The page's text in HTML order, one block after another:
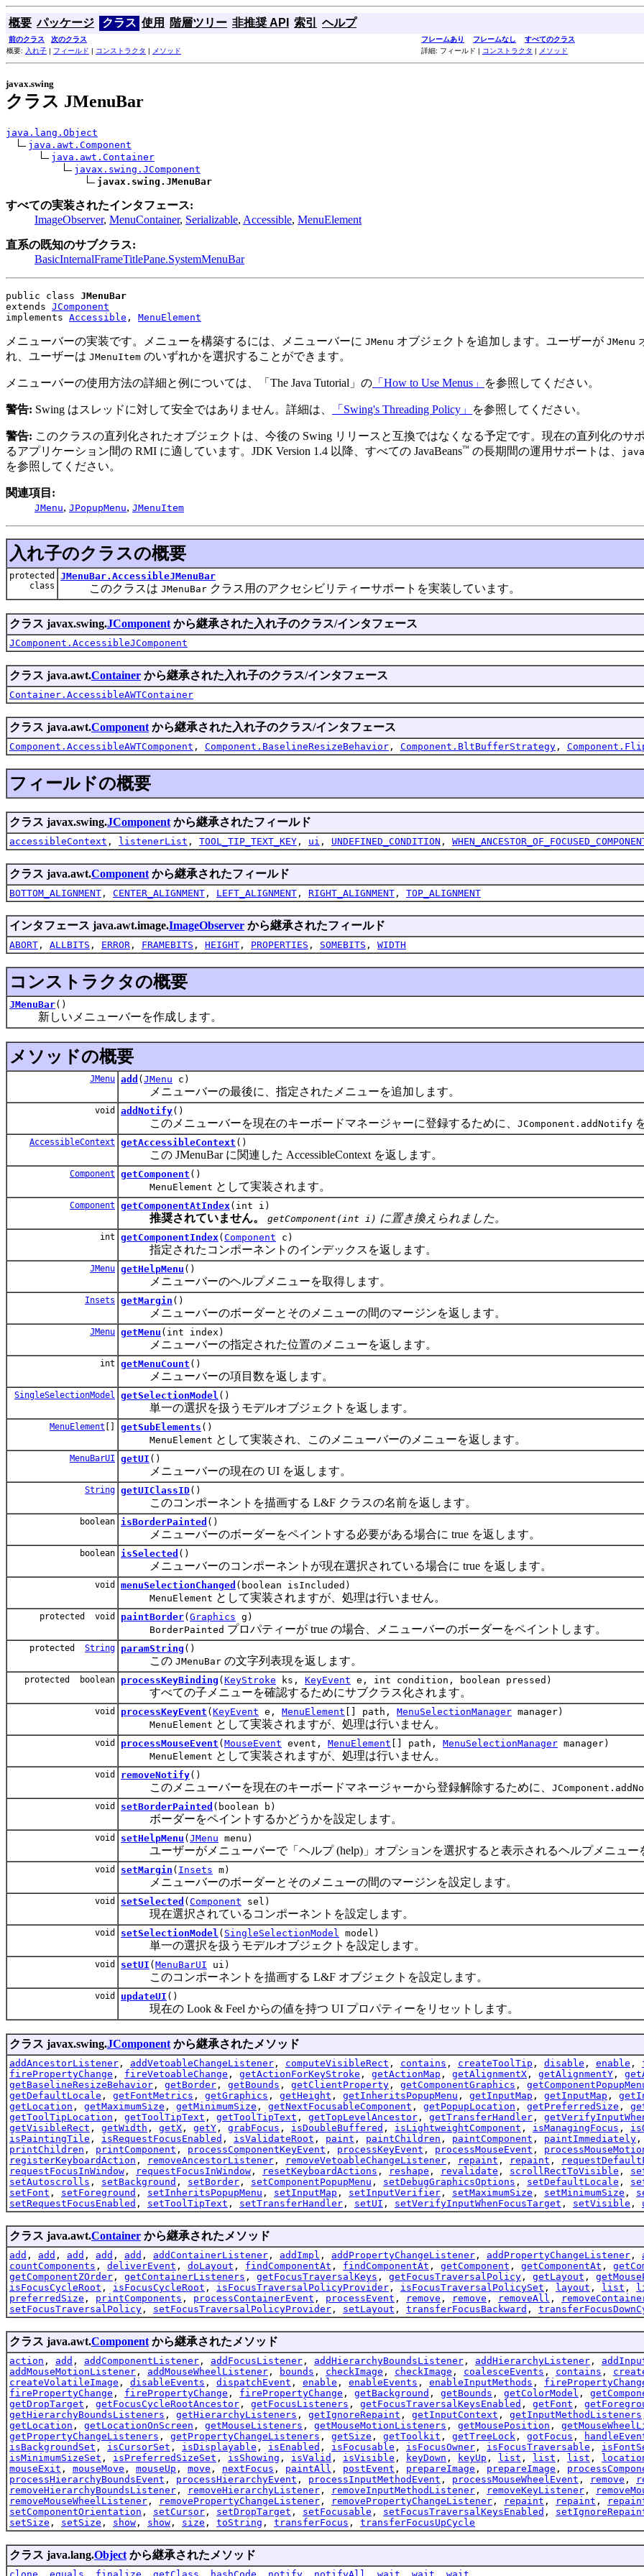
概要 パッケージ クラス 使用 階層ツリー 非推奨 API 索引 ヘルプ
前のクラス 次のクラス フレームあり フレームなし
すべてのクラス
概要: 入れ子 | フィールド | コンストラクタ | メソッド 詳細: フィールド | コンストラクタ | メソッド
javax.swing
クラス JMenuBar
java.lang.Object
java.awt.Component
java.awt.Container
javax.swing.JComponent
javax.swing.JMenuBar
すべての実装されたインタフェース:
ImageObserver, MenuContainer, Serializable, Accessible, MenuElement
直系の既知のサブクラス:
BasicInternalFrameTitlePane.SystemMenuBar
public class JMenuBar
extends JComponent
implements Accessible , MenuElement
メニューバーの実装です。メニューを構築するには、メニューバーに JMenu オブジェクトを追加します。ユーザーが JMenu
れ、ユーザーは JMenuItem のいずれかを選択することができます。
メニューバーの使用方法の詳細と例については、「The Java Tutorial」の 「How to Use Menus」 を参照してください。
警告: Swing はスレッドに対して安全ではありません。詳細は、 「Swing's Threading Policy」 を参照してください。
警告: このクラスの直列化されたオブジェクトは、今後の Swing リリースと互換ではなくなる予定です。現在の直列化のサ
るアプリケーション間の RMI に適しています。JDK Version 1.4 以降、すべての JavaBeans™ の長期間の運用サポートは、
を参照してください。
関連項目:
JMenu, JPopupMenu, JMenuItem
入れ子のクラスの概要
protected
class
JMenuBar.AccessibleJMenuBar
このクラスは JMenuBar クラス用のアクセシビリティーサポートを実装しています。
クラス javax.swing.JComponent から継承された入れ子のクラス/インタフェース
JComponent.AccessibleJComponent
クラス java.awt.Container から継承された入れ子のクラス/インタフェース
Container.AccessibleAWTContainer
クラス java.awt.Component から継承された入れ子のクラス/インタフェース
Component.AccessibleAWTComponent , Component.BaselineResizeBehavior , Component.BltBufferStrategy ,
フィールドの概要
クラス javax.swing.JComponent から継承されたフィールド
accessibleContext , listenerList , TOOL_TIP_TEXT_KEY , ui , UNDEFINED_CONDITION ,
クラス java.awt.Component から継承されたフィールド
BOTTOM_ALIGNMENT , CENTER_ALIGNMENT , LEFT_ALIGNMENT , RIGHT_ALIGNMENT , TOP_ALIGNMENT
インタフェース java.awt.image.ImageObserver から継承されたフィールド
ABORT , ALLBITS , ERROR , FRAMEBITS , HEIGHT , PROPERTIES , SOMEBITS , WIDTH
コンストラクタの概要
JMenuBar()
新しいメニューバーを作成します。
メソッドの概要
JMenu add ( JMenu c)
メニューバーの最後に、指定されたメニューを追加します。
void addNotify()
このメニューバーを現在のキーボードマネージャーに登録するために、 JComponent.addNotify
AccessibleContext getAccessibleContext ()
この JMenuBar に関連した AccessibleContext を返します。
Component getComponent ()
MenuElement として実装されます。
Component getComponentAtIndex(int i)
推奨されていません。 getComponent(int i) に置き換えられました。
int getComponentIndex( Component c)
指定されたコンポーネントのインデックスを返します。
JMenu getHelpMenu ()
メニューバーのヘルプメニューを取得します。
Insets getMargin ()
メニューバーのボーダーとそのメニューの間のマージンを返します。
JMenu getMenu (int index)
メニューバーの指定された位置のメニューを返します。
int getMenuCount ()
メニューバーの項目数を返します。
SingleSelectionModel getSelectionModel ()
単一の選択を扱うモデルオブジェクトを返します。
MenuElement getSubElements ()
MenuElement として実装され、このメニューバーのメニューを返します。
MenuBarUI getUI ()
メニューバーの現在の UI を返します。
String getUIClassID()
このコンポーネントを描画する L&F クラスの名前を返します。
boolean isBorderPainted ()
メニューバーのボーダーをペイントする必要がある場合に true を返します。
boolean isSelected ()
メニューバーのコンポーネントが現在選択されている場合に true を返します。
void menuSelectionChanged (boolean isIncluded)
MenuElement として実装されますが、処理は行いません。
protected void paintBorder( Graphics g)
BorderPainted プロパティーが true の場合、メニューバーのボーダーをペイントします。
protected String paramString ()
この JMenuBar の文字列表現を返します。
protected boolean processKeyBinding ( KeyStroke ks, KeyEvent e, int condition, boolean pressed)
すべての子メニューを確認するためにサブクラス化されます。
void processKeyEvent ( KeyEvent e, MenuElement [] path, MenuSelectionManager manager)
MenuElement として実装されますが、処理は行いません。
void processMouseEvent ( MouseEvent event, MenuElement [] path, MenuSelectionManager manager)
MenuElement として実装されますが、処理は行いません。
void removeNotify()
このメニューバーを現在のキーボードマネージャーから登録解除するために、
void setBorderPainted (boolean b)
ボーダーをペイントするかどうかを設定します。
void setHelpMenu ( JMenu menu)
ユーザーがメニューバーで「ヘルプ (help)」オプションを選択すると表示されるヘルプメニュー
void setMargin ( Insets m)
メニューバーのボーダーとそのメニューの間のマージンを設定します。
void setSelected ( Component sel)
現在選択されているコンポーネントを設定します。
void setSelectionModel ( SingleSelectionModel model)
単一の選択を扱うモデルオブジェクトを設定します。
void setUI ( MenuBarUI ui)
このコンポーネントを描画する L&F オブジェクトを設定します。
void updateUI ()
現在の Look & Feel からの値を持つ UI プロパティーをリセットします。
クラス javax.swing.JComponent から継承されたメソッド
addAncestorListener , addVetoableChangeListener , computeVisibleRect , contains , createToolTip , disable , enable ,
firePropertyChange , fireVetoableChange , getActionForKeyStroke , getActionMap , getAlignmentX , getAlignmentY ,
getBaselineResizeBehavior , getBorder , getBounds , getClientProperty , getComponentGraphics ,
getDefaultLocale , getFontMetrics , getGraphics , getHeight , getInheritsPopupMenu , getInputMap , getInputMap ,
getLocation , getMaximumSize , getMinimumSize , getNextFocusableComponent , getPopupLocation , getPreferredSize ,
getToolTipLocation , getToolTipText , getToolTipText , getTopLevelAncestor , getTransferHandler ,
getVisibleRect , getWidth , getX , getY , grabFocus , isDoubleBuffered , isLightweightComponent , isManagingFocus ,
isPaintingTile , isRequestFocusEnabled , isValidateRoot , paint , paintChildren , paintComponent , paintImmediately ,
printChildren , printComponent , processComponentKeyEvent , processKeyEvent , processMouseEvent ,
registerKeyboardAction , removeAncestorListener , removeVetoableChangeListener , repaint , repaint ,
requestFocusInWindow , requestFocusInWindow , resetKeyboardActions , reshape , revalidate , scrollRectToVisible ,
setAutoscrolls , setBackground , setBorder , setComponentPopupMenu , setDebugGraphicsOptions , setDefaultLocale ,
setFont , setForeground , setInheritsPopupMenu , setInputMap , setInputVerifier , setMaximumSize , setMinimumSize ,
setRequestFocusEnabled , setToolTipText , setTransferHandler , setUI , setVerifyInputWhenFocusTarget , setVisible ,
クラス java.awt.Container から継承されたメソッド
add , add , add , add , add , addContainerListener , addImpl , addPropertyChangeListener , addPropertyChangeListener ,
countComponents , deliverEvent , doLayout , findComponentAt , findComponentAt , getComponent , getComponentAt ,
getComponentZOrder , getContainerListeners , getFocusTraversalKeys , getFocusTraversalPolicy , getLayout ,
isFocusCycleRoot , isFocusCycleRoot , isFocusTraversalPolicyProvider , isFocusTraversalPolicySet , layout , list ,
preferredSize , printComponents , processContainerEvent , processEvent , remove , remove , removeAll ,
setFocusTraversalPolicy , setFocusTraversalPolicyProvider , setLayout , transferFocusBackward ,
クラス java.awt.Component から継承されたメソッド
action , add , addComponentListener , addFocusListener , addHierarchyBoundsListener , addHierarchyListener ,
addMouseMotionListener , addMouseWheelListener , bounds , checkImage , checkImage , coalesceEvents , contains ,
createVolatileImage , disableEvents , dispatchEvent , enable , enableEvents , enableInputMethods ,
firePropertyChange , firePropertyChange , firePropertyChange , getBackground , getBounds , getColorModel ,
getDropTarget , getFocusCycleRootAncestor , getFocusListeners , getFocusTraversalKeysEnabled , getFont ,
getHierarchyBoundsListeners , getHierarchyListeners , getIgnoreRepaint , getInputContext , getInputMethodListeners
getLocation , getLocationOnScreen , getMouseListeners , getMouseMotionListeners , getMousePosition ,
getPropertyChangeListeners , getPropertyChangeListeners , getSize , getToolkit , getTreeLock , gotFocus ,
isBackgroundSet , isCursorSet , isDisplayable , isEnabled , isFocusable , isFocusOwner , isFocusTraversable ,
isMinimumSizeSet , isPreferredSizeSet , isShowing , isValid , isVisible , keyDown , keyUp , list , list , list ,
mouseExit , mouseMove , mouseUp , move , nextFocus , paintAll , postEvent , prepareImage , prepareImage ,
processHierarchyBoundsEvent , processHierarchyEvent , processInputMethodEvent , processMouseWheelEvent , remove ,
removeHierarchyBoundsListener , removeHierarchyListener , removeInputMethodListener , removeKeyListener ,
removeMouseWheelListener , removePropertyChangeListener , removePropertyChangeListener , repaint , repaint ,
setComponentOrientation , setCursor , setDropTarget , setFocusable , setFocusTraversalKeysEnabled ,
setSize , setSize , show , show , size , toString , transferFocus , transferFocusUpCycle
クラス java.lang.Object から継承されたメソッド